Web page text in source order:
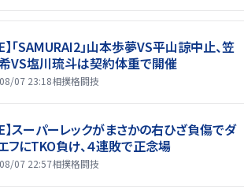
】「SAMURAI2」山本歩夢VS平山諒中止、笠
VS塩川琉斗は契約体重で開催
07 23:18相撲格闘技
】スーパーレックがまさかの右ひざ負傷でダ
フにTKO負け、４連敗で正念場
07 22:57相撲格闘技